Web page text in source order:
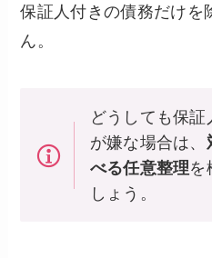
保証人付きの債務だけを
ん。
どうしても保
が嫌な場合は、
べる任意整理を
しょう。